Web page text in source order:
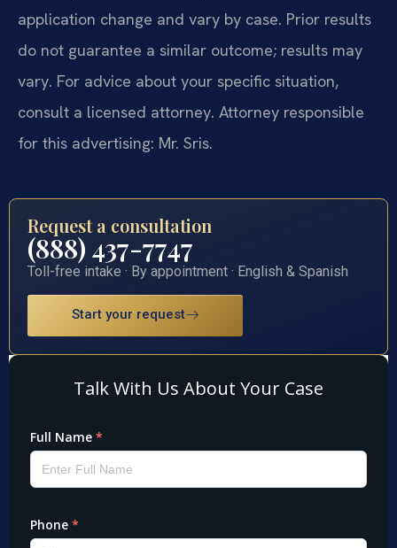
application change and vary by case. Prior results
do not guarantee a similar outcome; results may
vary. For advice about your specific situation,
consult a licensed attorney. Attorney responsible
for this advertising: Mr. Sris.
Request a consultation
(888) 437-7747
Toll-free intake · By appointment · English & Spanish
Start your request